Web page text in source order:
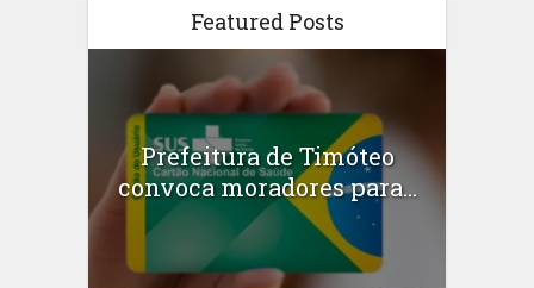
Featured Posts
Prefeitura de Timóteo
convoca moradores para...